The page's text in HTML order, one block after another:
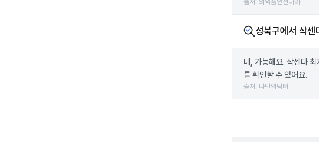
출처: 의약품안전나라
성북구에서 삭센
네, 가능해요. 삭센다 최
를 확인할 수 있어요.
출처: 나만의닥터